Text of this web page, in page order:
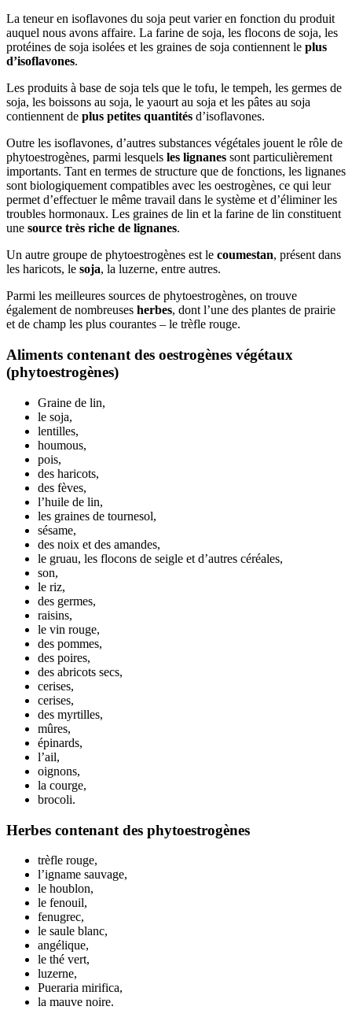
La teneur en isoflavones du soja peut varier en fonction du produit
auquel nous avons affaire. La farine de soja, les flocons de soja, les
protéines de soja isolées et les graines de soja contiennent le plus
d’isoflavones.
Les produits à base de soja tels que le tofu, le tempeh, les germes de
soja, les boissons au soja, le yaourt au soja et les pâtes au soja
contiennent de plus petites quantités d’isoflavones.
Outre les isoflavones, d’autres substances végétales jouent le rôle de
phytoestrogènes, parmi lesquels les lignanes sont particulièrement
importants. Tant en termes de structure que de fonctions, les lignanes
sont biologiquement compatibles avec les oestrogènes, ce qui leur
permet d’effectuer le même travail dans le système et d’éliminer les
troubles hormonaux. Les graines de lin et la farine de lin constituent
une source très riche de lignanes.
Un autre groupe de phytoestrogènes est le coumestan, présent dans
les haricots, le soja, la luzerne, entre autres.
Parmi les meilleures sources de phytoestrogènes, on trouve
également de nombreuses herbes, dont l’une des plantes de prairie
et de champ les plus courantes – le trèfle rouge.
Aliments contenant des oestrogènes végétaux
(phytoestrogènes)
Graine de lin,
le soja,
lentilles,
houmous,
pois,
des haricots,
des fèves,
l’huile de lin,
les graines de tournesol,
sésame,
des noix et des amandes,
le gruau, les flocons de seigle et d’autres céréales,
son,
le riz,
des germes,
raisins,
le vin rouge,
des pommes,
des poires,
des abricots secs,
cerises,
cerises,
des myrtilles,
mûres,
épinards,
l’ail,
oignons,
la courge,
brocoli.
Herbes contenant des phytoestrogènes
trèfle rouge,
l’igname sauvage,
le houblon,
le fenouil,
fenugrec,
le saule blanc,
angélique,
le thé vert,
luzerne,
Pueraria mirifica,
la mauve noire.